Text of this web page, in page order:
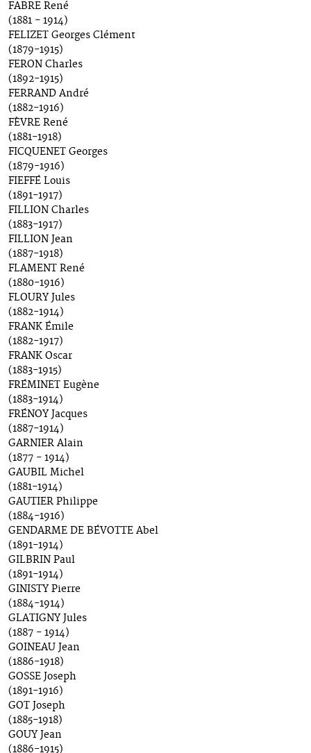
FABRE René
(1881 - 1914)
FELIZET Georges Clément
(1879-1915)
FERON Charles
(1892-1915)
FERRAND André
(1882-1916)
FÈVRE René
(1881-1918)
FICQUENET Georges
(1879-1916)
FIEFFÉ Louis
(1891-1917)
FILLION Charles
(1883-1917)
FILLION Jean
(1887-1918)
FLAMENT René
(1880-1916)
FLOURY Jules
(1882-1914)
FRANK Émile
(1882-1917)
FRANK Oscar
(1883-1915)
FRÉMINET Eugène
(1883-1914)
FRÉNOY Jacques
(1887-1914)
GARNIER Alain
(1877 - 1914)
GAUBIL Michel
(1881-1914)
GAUTIER Philippe
(1884-1916)
GENDARME DE BÉVOTTE Abel
(1891-1914)
GILBRIN Paul
(1891-1914)
GINISTY Pierre
(1884-1914)
GLATIGNY Jules
(1887 - 1914)
GOINEAU Jean
(1886-1918)
GOSSE Joseph
(1891-1916)
GOT Joseph
(1885-1918)
GOUY Jean
(1886-1915)